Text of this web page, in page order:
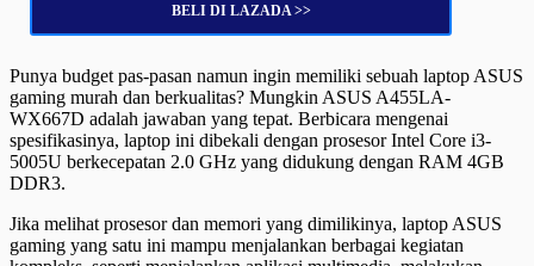
BELI DI LAZADA >>
Punya budget pas-pasan namun ingin memiliki sebuah laptop ASUS
gaming murah dan berkualitas? Mungkin ASUS A455LA-
WX667D adalah jawaban yang tepat. Berbicara mengenai
spesifikasinya, laptop ini dibekali dengan prosesor Intel Core i3-
5005U berkecepatan 2.0 GHz yang didukung dengan RAM 4GB
DDR3.
Jika melihat prosesor dan memori yang dimilikinya, laptop ASUS
gaming yang satu ini mampu menjalankan berbagai kegiatan